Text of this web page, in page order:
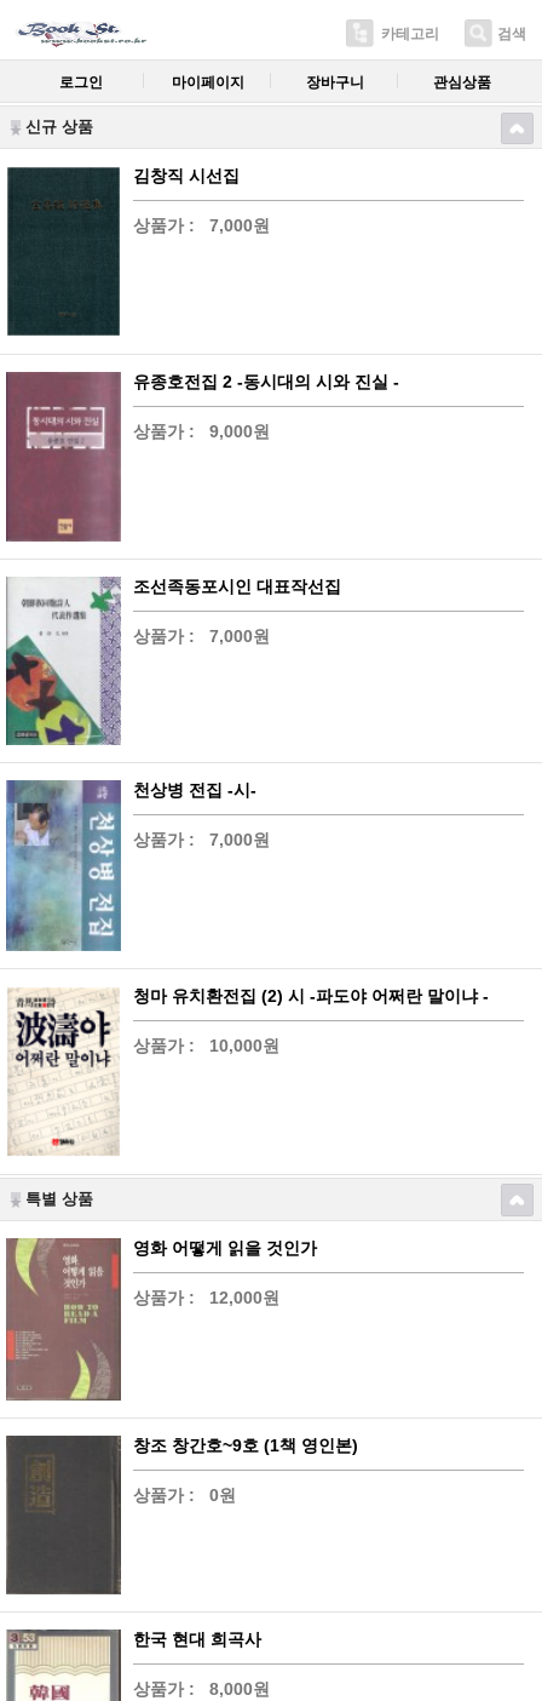
카테고리 검색
로그인 마이페이지 장바구니 관심상품
신규 상품
김창직 시선집
상품가 : 7,000원
유종호전집 2 -동시대의 시와 진실 -
상품가 : 9,000원
조선족동포시인 대표작선집
상품가 : 7,000원
천상병 전집 -시-
상품가 : 7,000원
청마 유치환전집 (2) 시 -파도야 어쩌란 말이냐 -
상품가 : 10,000원
특별 상품
영화 어떻게 읽을 것인가
상품가 : 12,000원
창조 창간호~9호 (1책 영인본)
상품가 : 0원
한국 현대 희곡사
상품가 : 8,000원